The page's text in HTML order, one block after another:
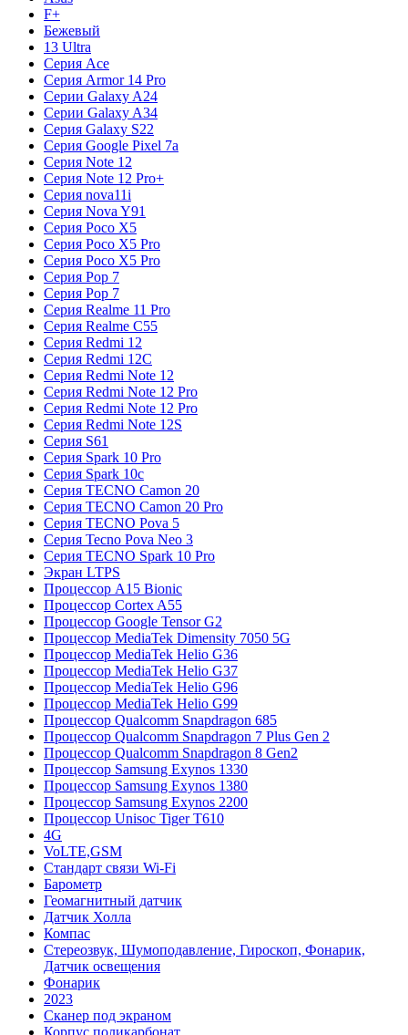
F+
Бежевый
13 Ultra
Серия Ace
Серия Armor 14 Pro
Серии Galaxy A24
Серии Galaxy A34
Серия Galaxy S22
Серия Google Pixel 7a
Серия Note 12
Серия Note 12 Pro+
Серия nova11i
Серия Nova Y91
Серия Poco X5
Серия Poco X5 Pro
Серия Poco X5 Pro
Серия Pop 7
Серия Pop 7
Серия Realme 11 Pro
Серия Realme C55
Серия Redmi 12
Серия Redmi 12C
Серия Redmi Note 12
Серия Redmi Note 12 Pro
Серия Redmi Note 12 Pro
Серия Redmi Note 12S
Серия S61
Серия Spark 10 Pro
Серия Spark 10c
Серия TECNO Camon 20
Серия TECNO Camon 20 Pro
Серия TECNO Pova 5
Серия Tecno Pova Neo 3
Серия TECNO Spark 10 Pro
Экран LTPS
Процессор A15 Bionic
Процессор Cortex A55
Процессор Google Tensor G2
Процессор MediaTek Dimensity 7050 5G
Процессор MediaTek Helio G36
Процессор MediaTek Helio G37
Процессор MediaTek Helio G96
Процессор MediaTek Helio G99
Процессор Qualcomm Snapdragon 685
Процессор Qualcomm Snapdragon 7 Plus Gen 2
Процессор Qualcomm Snapdragon 8 Gen2
Процессор Samsung Exynos 1330
Процессор Samsung Exynos 1380
Процессор Samsung Exynos 2200
Процессор Unisoc Tiger T610
4G
VoLTE,GSM
Cтандарт связи Wi-Fi
Барометр
Геомагнитный датчик
Датчик Холла
Компас
Стереозвук, Шумоподавление, Гироскоп, Фонарик,
Датчик освещения
Фонарик
2023
Сканер под экраном
Корпус поликарбонат